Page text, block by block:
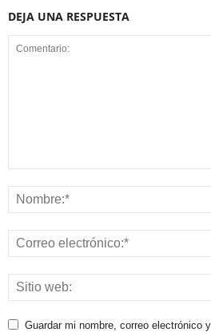
DEJA UNA RESPUESTA
Guardar mi nombre, correo electrónico